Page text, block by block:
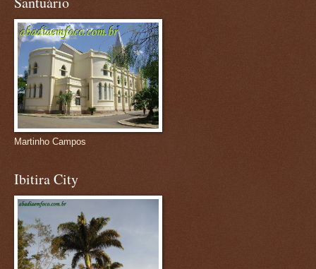
Martinho Campos
Ibitira City